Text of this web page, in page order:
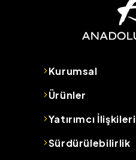
Kurumsal
Ürünler
Yatırımcı İlişkileri
Sürdürülebilirlik